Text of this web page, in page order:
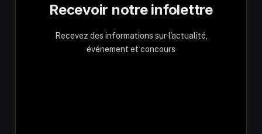
Recevoir notre infolettre
Recevez des informations sur l'actualité,
événement et concours